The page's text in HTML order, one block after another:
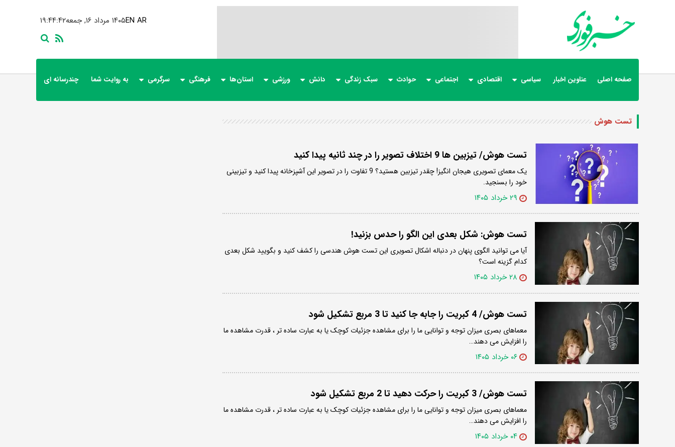
۱۹:۴۴:۴۳ ۱۴۰۵ مرداد ۱۶, جمعهEN AR
صفحه اصلی عناوین اخبار سیاسی اقتصادی اجتماعی حوادث سبک زندگی دانش ورزشی استان‌ها فرهنگی سرگرمی به روایت شما چندرسانه ای
تست هوش
تست هوش/ تیزبین ها 9 اختلاف تصویر را در چند ثانیه پیدا کنید
یک معمای تصویری هیجان انگیز! چقدر تیزبین هستید؟ 9 تفاوت را در تصویر این آشپزخانه پیدا کنید و تیزبینی
خود را بسنجید.
۲۹ خرداد ۱۴۰۵
تست هوش: شکل بعدی این الگو را حدس بزنید!
آیا می توانید الگوی پنهان در دنباله اشکال تصویری این تست هوش هندسی را کشف کنید و بگویید شکل بعدی
کدام گزینه است؟
۲۸ خرداد ۱۴۰۵
تست هوش/ 4 کبریت را جابه جا کنید تا 3 مربع تشکیل شود
معماهای بصری میزان توجه و توانایی ما را برای مشاهده جزئیات کوچک یا به عبارت ساده تر ، قدرت مشاهده ما
را افزایش می دهند…
۰۶ خرداد ۱۴۰۵
تست هوش/ 3 کبریت را حرکت دهید تا 2 مربع تشکیل شود
معماهای بصری میزان توجه و توانایی ما را برای مشاهده جزئیات کوچک یا به عبارت ساده تر ، قدرت مشاهده ما
را افزایش می دهند…
۰۴ خرداد ۱۴۰۵